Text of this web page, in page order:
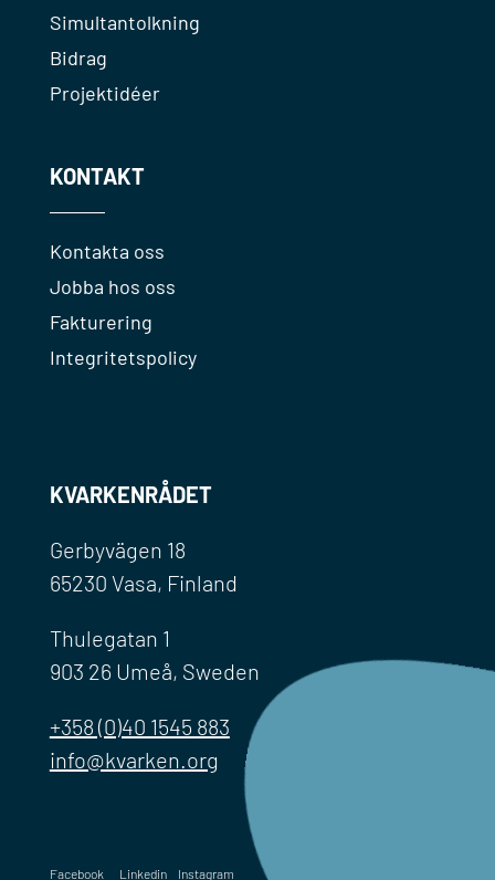
Simultantolkning
Bidrag
Projektidéer
KONTAKT
Kontakta oss
Jobba hos oss
Fakturering
Integritetspolicy
KVARKENRÅDET
Gerbyvägen 18
65230 Vasa, Finland
Thulegatan 1
903 26 Umeå, Sweden
+358 (0)40 1545 883
info@kvarken.org
Facebook Linkedin Instagram